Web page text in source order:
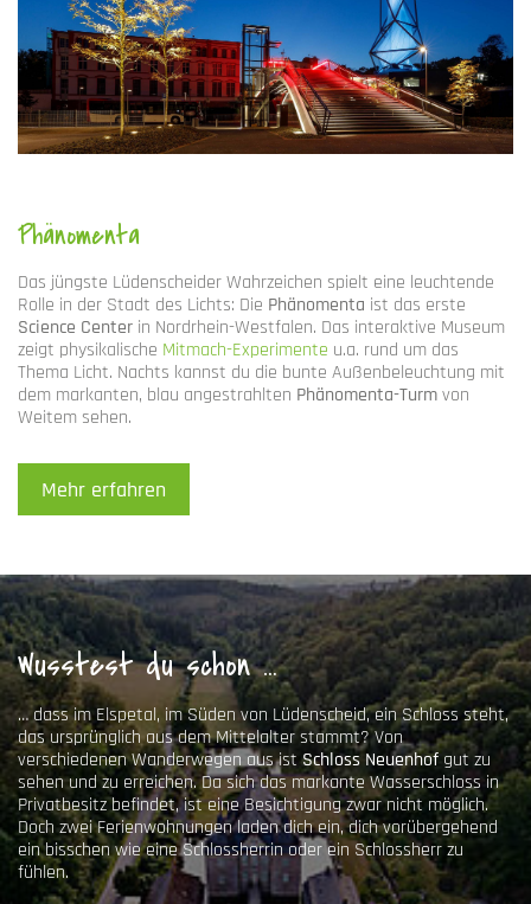
Phänomenta
Das jüngste Lüdenscheider Wahrzeichen spielt eine leuchtende
Rolle in der Stadt des Lichts: Die Phänomenta ist das erste
Science Center in Nordrhein-Westfalen. Das interaktive Museum
zeigt physikalische Mitmach-Experimente u.a. rund um das
Thema Licht. Nachts kannst du die bunte Außenbeleuchtung mit
dem markanten, blau angestrahlten Phänomenta-Turmvon
Weitem sehen.
Mehr erfahren
Wusstest du schon …
… dass im Elspetal, im Süden von Lüdenscheid, ein Schloss steht,
das ursprünglich aus dem Mittelalter stammt? Von
verschiedenen Wanderwegen aus istSchloss Neuenhof gut zu
sehen und zu erreichen. Da sich das markante Wasserschloss in
Privatbesitz befindet, ist eine Besichtigung zwar nicht möglich.
Doch zweiFerienwohnungenladen dich ein, dich vorübergehend
ein bisschen wie eine Schlossherrin oder ein Schlossherr zu
fühlen.